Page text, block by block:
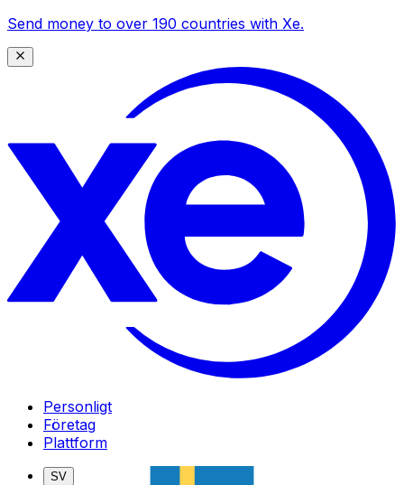
Send money to over 190 countries with Xe.
Personligt
Företag
Plattform
SV